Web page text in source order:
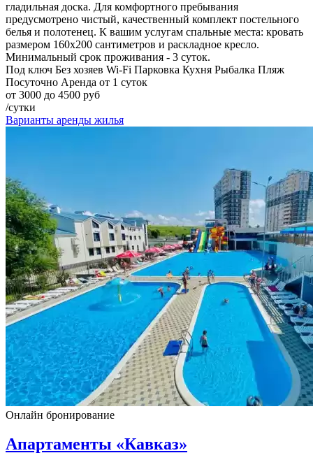
гладильная доска. Для комфортного пребывания
предусмотрено чистый, качественный комплект постельного
белья и полотенец. К вашим услугам спальные места: кровать
размером 160х200 сантиметров и раскладное кресло.
Минимальный срок проживания - 3 суток.
Под ключ Без хозяев Wi-Fi Парковка Кухня Рыбалка Пляж
Посуточно Аренда от 1 суток
от 3000 до 4500 руб
/сутки
Варианты аренды жилья
Онлайн бронирование
Апартаменты «Кавказ»